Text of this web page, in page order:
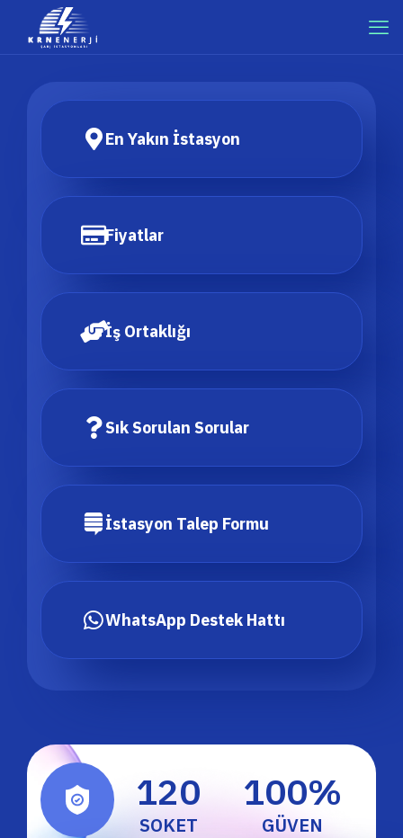
En Yakın İstasyon
Fiyatlar
İş Ortaklığı
Sık Sorulan Sorular
İstasyon Talep Formu
WhatsApp Destek Hattı
SOKET
120
GÜVEN
100%